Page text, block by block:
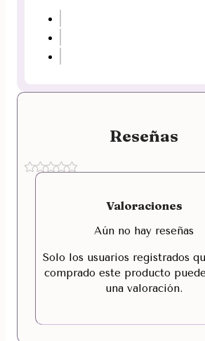
Reseñas
Valoraciones
Aún no hay reseñas
Solo los usuarios registrados
comprado este producto
una valoración.